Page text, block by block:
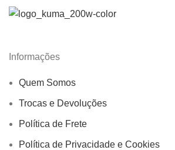
Informações
Quem Somos
Trocas e Devoluções
Política de Frete
Política de Privacidade e Cookies